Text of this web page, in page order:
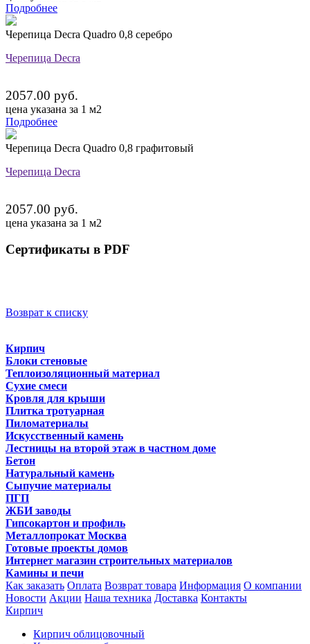
Подробнее
Черепица Decra Quadro 0,8 серебро
Черепица Decra
2057.00 руб.
цена указана за 1 м2
Подробнее
Черепица Decra Quadro 0,8 графитовый
Черепица Decra
2057.00 руб.
цена указана за 1 м2
Сертификаты в PDF
Возврат к списку
Кирпич
Блоки стеновые
Теплоизоляционный материал
Сухие смеси
Кровля для крыши
Плитка тротуарная
Пиломатериалы
Искусственный камень
Лестницы на второй этаж в частном доме
Бетон
Натуральный камень
Сыпучие материалы
ПГП
ЖБИ заводы
Гипсокартон и профиль
Металлопрокат Москва
Готовые проекты домов
Интернет магазин строительных материалов
Камины и печи
Как заказать Оплата Возврат товара Информация О компании
Новости Акции Наша техника Доставка Контакты
Кирпич
Кирпич облицовочный